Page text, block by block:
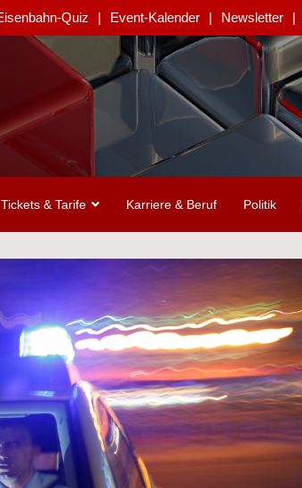
Quiz Event-Kalender Newsletter
Tickets & Tarife Karriere & Beruf Politik